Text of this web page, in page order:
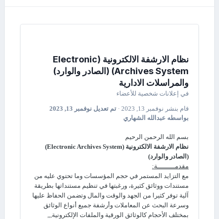
نظام الارشفة الالكترونية (Electronic
Archives System) (الصادر والوارد)
والمراسلات الادارية
في إعلانات شخصية للأعضاء
قام بنشر نوفمبر 13, 2023 · تم تعديل نوفمبر 13, 2023
بواسطه عبدالله الشهاري
بسم الله الرحمن الرحيم
نظام الارشفة الالكترونية (Electronic Archives System)
(الصادر والوارد)
مقدمـــــــــة:
مع التزايد المستمر في حجم المؤسسات وما تحتوي عليه من
مستندات ووثائق كثيرة، ورغبتها في تنظيم مستنداتها بطريقة
آلية توفر كثيرا من الجهد والوقت والمال وتضمن الحفاظ عليها
وسرعة البحث عن المعاملات وأرشفة جميع أنواع الوثائق
بمختلف الأحجام كالوثائق الورقية والملفات الإلكترونية,,,